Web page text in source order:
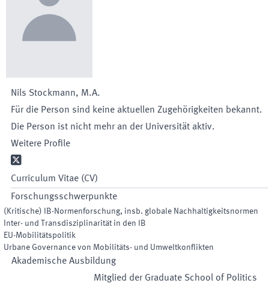
Nils Stockmann, M.A.
Für die Person sind keine aktuellen Zugehörigkeiten bekannt.
Die Person ist nicht mehr an der Universität aktiv.
Weitere Profile

Curriculum Vitae (CV)
Forschungsschwerpunkte
(Kritische) IB-Normenforschung, insb. globale Nachhaltigkeitsnormen
Inter- und Transdisziplinarität in den IB
EU-Mobilitätspolitik
Urbane Governance von Mobilitäts- und Umweltkonflikten
Akademische Ausbildung
Mitglied der Graduate School of Politics